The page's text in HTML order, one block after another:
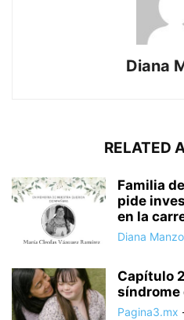
Diana
RELATED
Familia
pide
en la
Diana Manzo
Capítulo
síndrome
Pagina3.mx